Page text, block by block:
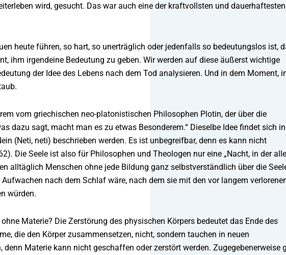
wird, gesucht. Das war auch eine der kraftvollsten und dauerhaftesten
heute führen, so hart, so unerträglich oder jedenfalls so bedeutungslos ist,
ihm irgendeine Bedeutung zu geben. Wir werden auf diese äußerst wichtige
der Idee des Lebens nach dem Tod analysieren. Und in dem Moment,
vom griechischen neo-platonistischen Philosophen Plotin, der über die
dazu sagt, macht man es zu etwas Besonderem.“ Dieselbe Idee findet sich in
(Neti, neti) beschrieben werden. Es ist unbegreifbar, denn es kann nicht
Die Seele ist also für Philosophen und Theologen nur eine „Nacht, in der alle
alltäglich Menschen ohne jede Bildung ganz selbstverständlich über die
nach dem Schlaf wäre, nach dem sie mit den vor langem
würden.
Materie? Die Zerstörung des physischen Körpers bedeutet das Ende des
die den Körper zusammensetzen, nicht, sondern tauchen in neuen
Materie kann nicht geschaffen oder zerstört werden. Zugegebenerweise